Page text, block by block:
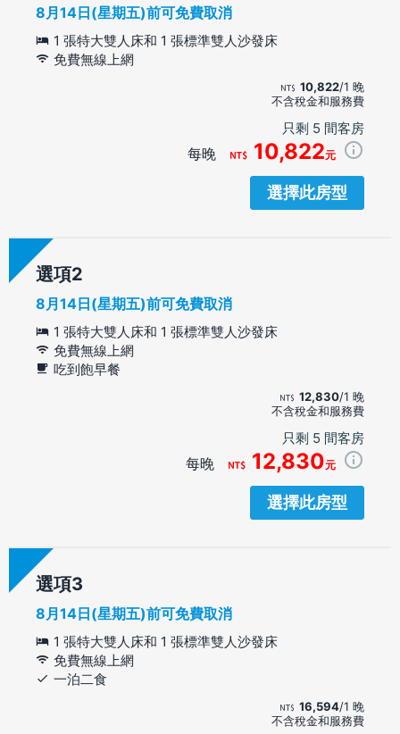
8月14日(星期五)前可免費取消
1 張特大雙人床和 1 張標準雙人沙發床
免費無線上網
10,822/1 晚
不含稅金和服務費
只剩 5 間客房
每晚 10,822元
選擇此房型
選項
8月14日(星期五)前可免費取消
1 張特大雙人床和 1 張標準雙人沙發床
免費無線上網
吃到飽早餐
12,830/1 晚
不含稅金和服務費
只剩 5 間客房
每晚 12,830元
選擇此房型
選項
8月14日(星期五)前可免費取消
1 張特大雙人床和 1 張標準雙人沙發床
免費無線上網
一泊二食
16,594/1 晚
不含稅金和服務費